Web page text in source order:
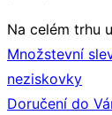
Na celém trhu
Navigace
pro
Množstevní
neziskovky
Doručení do